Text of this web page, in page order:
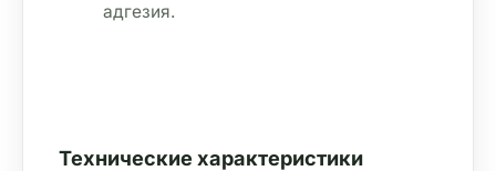
адгезия.
Технические характеристики